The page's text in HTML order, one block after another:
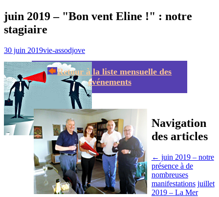
juin 2019 – "Bon vent Eline !" : notre
stagiaire
30 juin 2019vie-assodjove
Retour à la liste mensuelle des
événements
Navigation
des articles
← juin 2019 – notre
présence à de
nombreuses
manifestations juillet
2019 – La Mer